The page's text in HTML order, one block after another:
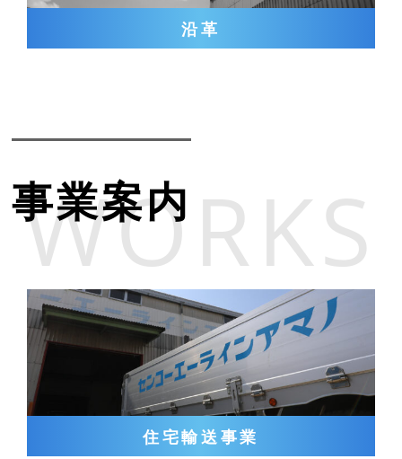
沿革
WORKS
事業案内
住宅輸送事業